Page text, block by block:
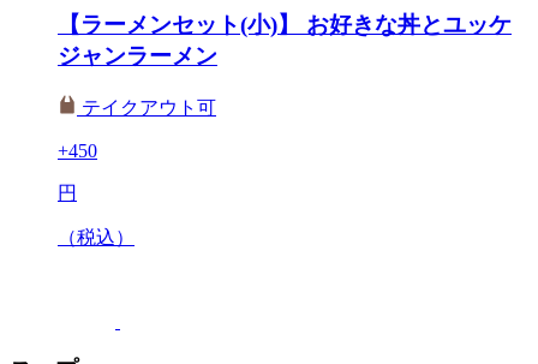
【ラーメンセット(小)】 お好きな丼とユッケ
ジャンラーメン
テイクアウト可
+450
円
（税込）